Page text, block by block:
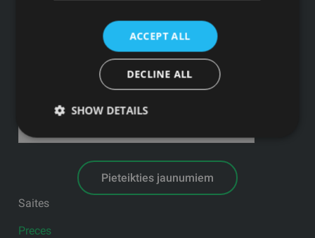
SIA G Kolizejs
Juridiskā adrese: Ezermalas iela 6 k-3, Rīga, LV-1006
Reģ.Nr. 44103017158 PVN Nr. LV44103017158
A/S SEB Banka LV92UNLA0004007467819 , SWIFT: UNLALV2X
GFITNESS JAUNUMI TAVĀ E-PASTĀ
Pieteikties jaunumiem
Saites
Preces
ACCEPT ALL
DECLINE ALL
SHOW DETAILS